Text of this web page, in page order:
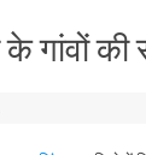
गांवों